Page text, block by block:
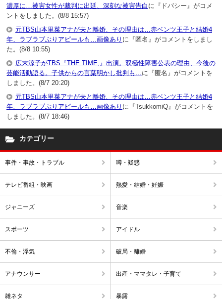
濃厚に…被害女性が裁判に出廷、深刻な被害告白 に『ドバシー』がコメ
ントをしました。(8/8 15:57)
元TBS山本里菜アナが夫と離婚、その理由は…赤ベンツ王子と結婚4
年、ラブラブぶりアピールも…画像あり に『匿名』がコメントをしまし
た。(8/8 10:55)
広末涼子がTBS『THE TIME,』出演。双極性障害公表の理由、今後の
芸能活動語る。子供からの言葉明かし批判も… に『匿名』がコメントを
しました。(8/7 20:20)
元TBS山本里菜アナが夫と離婚、その理由は…赤ベンツ王子と結婚4
年、ラブラブぶりアピールも…画像あり に『TsukkomiQ』がコメントを
しました。(8/7 18:46)
カテゴリー
事件・事故・トラブル 噂・疑惑
テレビ番組・映画 熱愛・結婚・妊娠
ジャニーズ 音楽
スポーツ アイドル
不倫・浮気 破局・離婚
アナウンサー 出産・ママタレ・子育て
雑ネタ 暴露